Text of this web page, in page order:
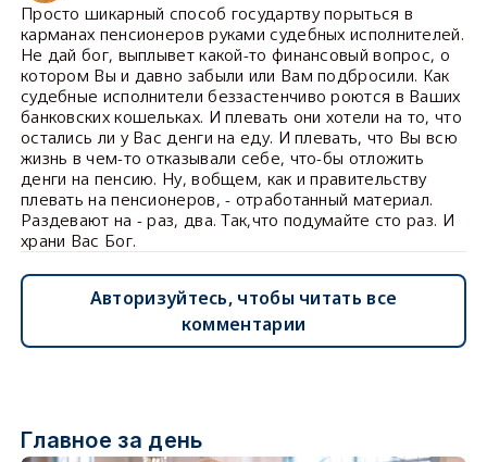
Просто шикарный способ государтву порыться в
карманах пенсионеров руками судебных исполнителей.
Не дай бог, выплывет какой-то финансовый вопрос, о
котором Вы и давно забыли или Вам подбросили. Как
судебные исполнители беззастенчиво роются в Ваших
банковских кошельках. И плевать они хотели на то, что
остались ли у Вас денги на еду. И плевать, что Вы всю
жизнь в чем-то отказывали себе, что-бы отложить
денги на пенсию. Ну, вобщем, как и правительству
плевать на пенсионеров, - отработанный материал.
Раздевают на - раз, два. Так,что подумайте сто раз. И
храни Вас Бог.
Авторизуйтесь, чтобы читать все
комментарии
Главное за день